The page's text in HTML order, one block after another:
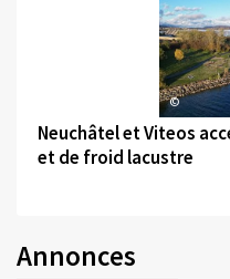
©
Neuchâtel et Viteos
et de froid lacustre
Annonces